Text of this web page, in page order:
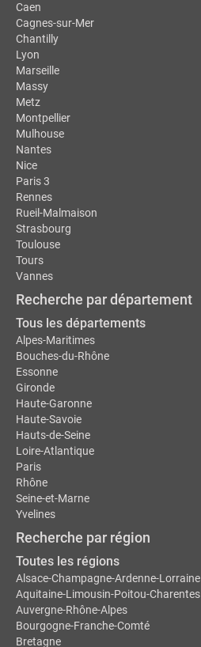
Caen
Cagnes-sur-Mer
Chantilly
Lyon
Marseille
Massy
Metz
Montpellier
Mulhouse
Nantes
Nice
Paris 3
Rennes
Rueil-Malmaison
Strasbourg
Toulouse
Tours
Vannes
Recherche par département
Tous les départements
Alpes-Maritimes
Bouches-du-Rhône
Essonne
Gironde
Haute-Garonne
Haute-Savoie
Hauts-de-Seine
Loire-Atlantique
Paris
Rhône
Seine-et-Marne
Yvelines
Recherche par région
Toutes les régions
Alsace-Champagne-Ardenne-Lorraine
Aquitaine-Limousin-Poitou-Charentes
Auvergne-Rhône-Alpes
Bourgogne-Franche-Comté
Bretagne